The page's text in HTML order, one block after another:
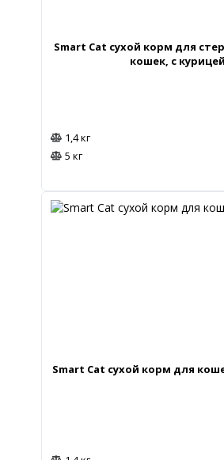
Smart Cat сухой корм для
кошек, с курицей
1,4 кг
5 кг
Smart Cat сухой корм для